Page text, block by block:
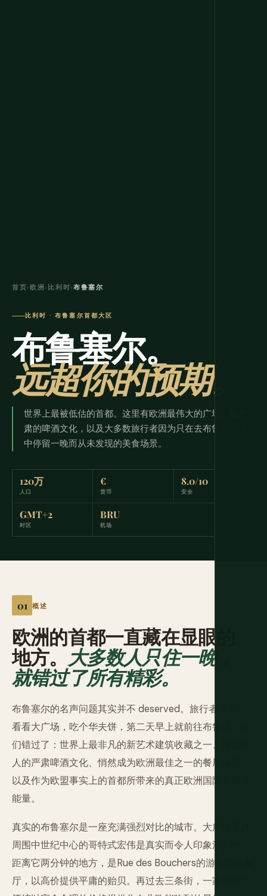
首页› 欧洲 › 比利时›布鲁塞尔
比利时 · 布鲁塞尔首都大区
布鲁塞尔。
远超你的预期。
世界上最被低估的首都。这里有欧洲最伟大的广场、最严
肃的啤酒文化，以及大多数旅行者因为只在去布鲁日的途
中停留一晚而从未发现的美食场景。
120万
人口
€
货币
8.0/10
安全
GMT+2
时区
BRU
机场
概述
欧洲的首都一直藏在显眼的
地方。 大多数人只住一晚，
就错过了所有精彩。
布鲁塞尔的名声问题其实并不 deserved。旅行者来了，
看看大广场，吃个华夫饼，第二天早上就前往布鲁日。他
们错过了：世界上最非凡的新艺术建筑收藏之一、深度惊
人的严肃啤酒文化、悄然成为欧洲最佳之一的餐厅场景，
以及作为欧盟事实上的首都所带来的真正欧洲国际大都会
能量。
真实的布鲁塞尔是一座充满强烈对比的城市。大广场及其
周围中世纪中心的哥特式宏伟是真实而令人印象深刻的。
距离它两分钟的地方，是Rue des Bouchers的游客陷阱餐
厅，以高价提供平庸的贻贝。再过去三条街，一家社区小